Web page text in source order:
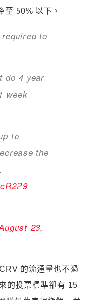
至 50% 以下。
required to
do 4 year
week
to
the
23,
的流通量也不過
的投票標準卻有 15